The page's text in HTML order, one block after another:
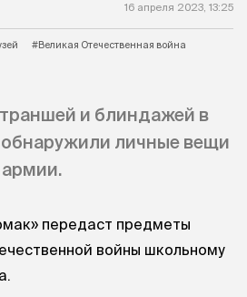
16 апреля 2023, 13:25
#Великая Отечественная война
и блиндажей в
личные вещи
передаст предметы
войны школьному